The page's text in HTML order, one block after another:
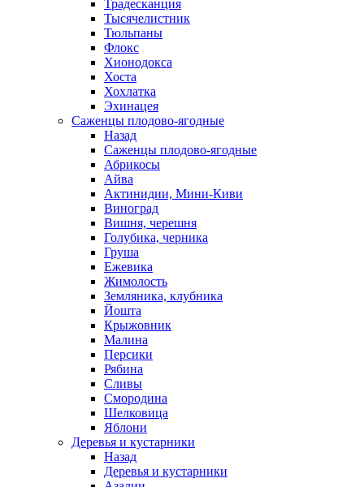
Традесканция
Тысячелистник
Тюльпаны
Флокс
Хионодокса
Хоста
Хохлатка
Эхинацея
Саженцы плодово-ягодные
Назад
Саженцы плодово-ягодные
Абрикосы
Айва
Актинидии, Мини-Киви
Виноград
Вишня, черешня
Голубика, черника
Груша
Ежевика
Жимолость
Земляника, клубника
Йошта
Крыжовник
Малина
Персики
Рябина
Сливы
Смородина
Шелковица
Яблони
Деревья и кустарники
Назад
Деревья и кустарники